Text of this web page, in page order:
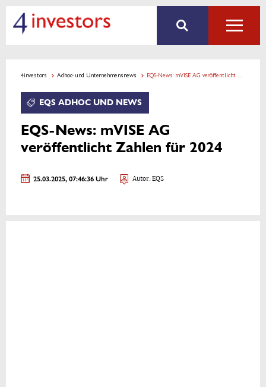
4investors Adhoc- und Unternehmensnews EQS-News: mVISE AG veröffentlicht Zahlen für 2024
EQS ADHOC UND NEWS
EQS-News: mVISE AG
veröffentlicht Zahlen für 2024
25.03.2025, 07:46:36 Uhr Autor: EQS